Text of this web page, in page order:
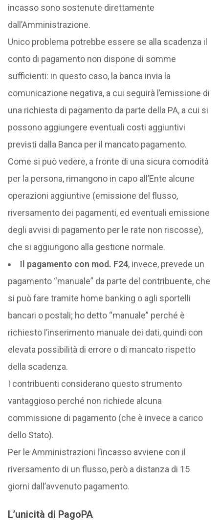
incasso sono sostenute direttamente
dall’Amministrazione.
Unico problema potrebbe essere se alla scadenza il
conto di pagamento non dispone di somme
sufficienti: in questo caso, la banca invia la
comunicazione negativa, a cui seguirà l’emissione di
una richiesta di pagamento da parte della PA, a cui si
possono aggiungere eventuali costi aggiuntivi
previsti dalla Banca per il mancato pagamento.
Come si può vedere, a fronte di una sicura comodità
per la persona, rimangono in capo all’Ente alcune
operazioni aggiuntive (emissione del flusso,
riversamento dei pagamenti, ed eventuali emissione
degli avvisi di pagamento per le rate non riscosse),
che si aggiungono alla gestione normale.
Il pagamento con mod. F24, invece, prevede un
pagamento “manuale” da parte del contribuente, che
si può fare tramite home banking o agli sportelli
bancari o postali; ho detto “manuale” perché è
richiesto l’inserimento manuale dei dati, quindi con
elevata possibilità di errore o di mancato rispetto
della scadenza.
I contribuenti considerano questo strumento
vantaggioso perché non richiede alcuna
commissione di pagamento (che è invece a carico
dello Stato).
Per le Amministrazioni l’incasso avviene con il
riversamento di un flusso, però a distanza di 15
giorni dall’avvenuto pagamento.
L’unicità di PagoPA